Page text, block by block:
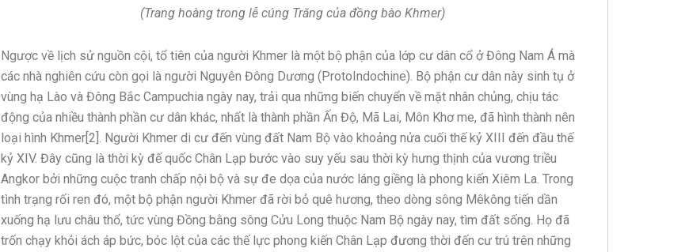
​(Trang hoàng trong lễ cúng Trăng của đồng bào Khmer)
Ngược về lịch sử nguồn cội, tổ tiên của người Khmer là một bộ phận của lớp cư dân cổ ở Đông Nam Á mà
các nhà nghiên cứu còn gọi là người Nguyên Đông Dương (ProtoIndochine). Bộ phận cư dân này sinh tụ ở
vùng hạ Lào và Đông Bắc Campuchia ngày nay, trải qua những biến chuyển về mặt nhân chủng, chịu tác
động của nhiều thành phần cư dân khác, nhất là thành phần Ấn Độ, Mã Lai, Môn Khơ me, đã hình thành nên
loại hình Khmer[2]. Người Khmer di cư đến vùng đất Nam Bộ vào khoảng nửa cuối thế kỷ XIII đến đầu thế
kỷ XIV. Đây cũng là thời kỳ đế quốc Chân Lạp bước vào suy yếu sau thời kỳ hưng thịnh của vương triều
Angkor bởi những cuộc tranh chấp nội bộ và sự đe dọa của nước láng giềng là phong kiến Xiêm La. Trong
tình trạng rối ren đó, một bộ phận người Khmer đã rời bỏ quê hương, theo dòng sông Mêkông tiến dần
xuống hạ lưu châu thổ, tức vùng Đồng bằng sông Cửu Long thuộc Nam Bộ ngày nay, tìm đất sống. Họ đã
trốn chạy khỏi ách áp bức, bóc lột của các thế lực phong kiến Chân Lạp đương thời đến cư trú trên những